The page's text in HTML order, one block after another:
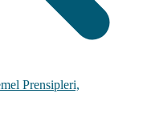
Prensipleri,